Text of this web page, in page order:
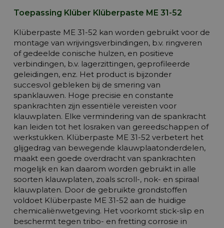
Toepassing Klüber Klüberpaste ME 31-52
Klüberpaste ME 31-52 kan worden gebruikt voor de
montage van wrijvingsverbindingen, b.v. ringveren
of gedeelde conische hulzen, en positieve
verbindingen, b.v. lagerzittingen, geprofileerde
geleidingen, enz. Het product is bijzonder
succesvol gebleken bij de smering van
spanklauwen. Hoge precisie en constante
spankrachten zijn essentiële vereisten voor
klauwplaten. Elke vermindering van de spankracht
kan leiden tot het losraken van gereedschappen of
werkstukken. Klüberpaste ME 31-52 verbetert het
glijgedrag van bewegende klauwplaatonderdelen,
maakt een goede overdracht van spankrachten
mogelijk en kan daarom worden gebruikt in alle
soorten klauwplaten, zoals scroll-, nok- en spiraal
klauwplaten. Door de gebruikte grondstoffen
voldoet Klüberpaste ME 31-52 aan de huidige
chemicaliënwetgeving. Het voorkomt stick-slip en
beschermt tegen tribo- en fretting corrosie in